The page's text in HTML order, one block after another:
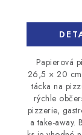
Papierová
26,5 × 20
tácka na
rýchle
pizzerie,
a take-away.